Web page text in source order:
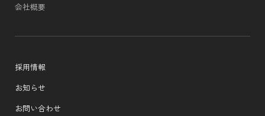
会社概要
採用情報
お知らせ
お問い合わせ